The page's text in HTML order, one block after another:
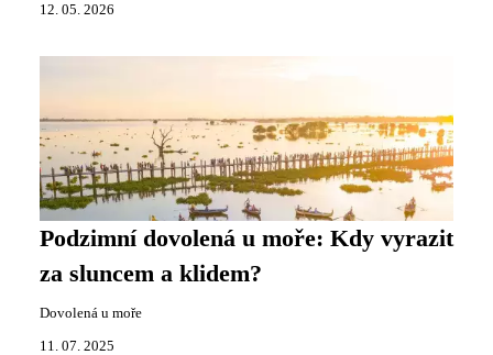
12. 05. 2026
Podzimní dovolená u moře: Kdy vyrazit
za sluncem a klidem?
Dovolená u moře
11. 07. 2025